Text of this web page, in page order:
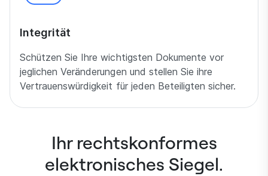
Integrität
Schützen Sie Ihre wichtigsten Dokumente vor
jeglichen Veränderungen und stellen Sie ihre
Vertrauenswürdigkeit für jeden Beteiligten sicher.
Ihr rechtskonformes
elektronisches Siegel.